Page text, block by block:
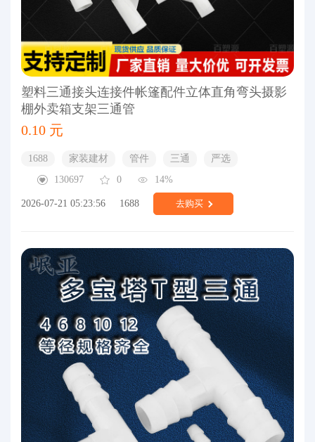
塑料三通接头连接件帐篷配件立体直角弯头摄影
棚外卖箱支架三通管
0.10 元
1688 家装建材 管件 三通
严选
130697
0 14%
2026-07-21 05:23:56 1688 去购买